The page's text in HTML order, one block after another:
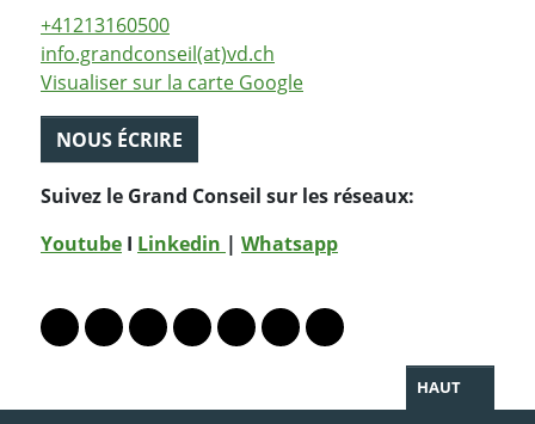
+41213160500
info.grandconseil(at)vd.ch
Visualiser sur la carte Google
NOUS ÉCRIRE
Suivez le Grand Conseil sur les réseaux:
Youtube I Linkedin | Whatsapp
Lien vers le profil Mastodon
Lien vers le profil Bluesky
Lien vers le profil Instagram
Lien vers le profil Linkedin
Lien vers le profil Facebook
Lien vers le profil Twitter
Partager par WhatsApp
HAUT